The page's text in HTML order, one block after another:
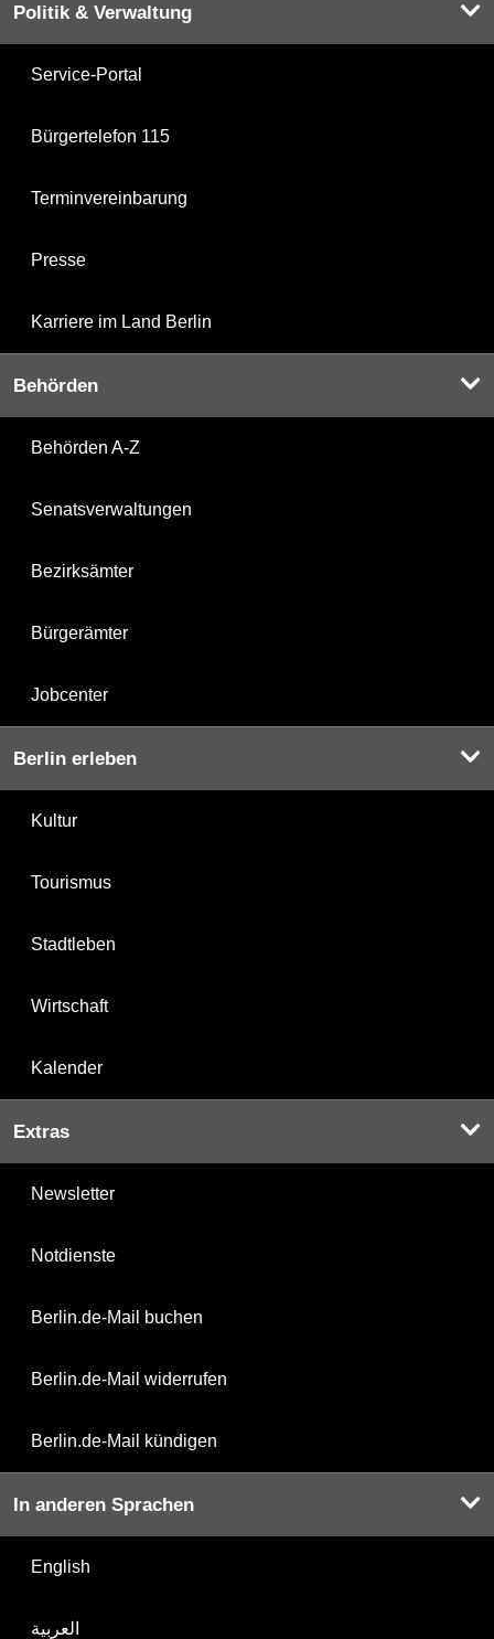
Politik & Verwaltung
Service-Portal
Bürgertelefon 115
Terminvereinbarung
Presse
Karriere im Land Berlin
Behörden
Behörden A-Z
Senatsverwaltungen
Bezirksämter
Bürgerämter
Jobcenter
Berlin erleben
Kultur
Tourismus
Stadtleben
Wirtschaft
Kalender
Extras
Newsletter
Notdienste
Berlin.de-Mail buchen
Berlin.de-Mail widerrufen
Berlin.de-Mail kündigen
In anderen Sprachen
English
العربية